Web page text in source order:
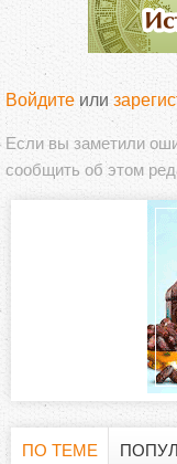
Войдите или
Если вы заметили
сообщить об этом
ПО ТЕМЕ